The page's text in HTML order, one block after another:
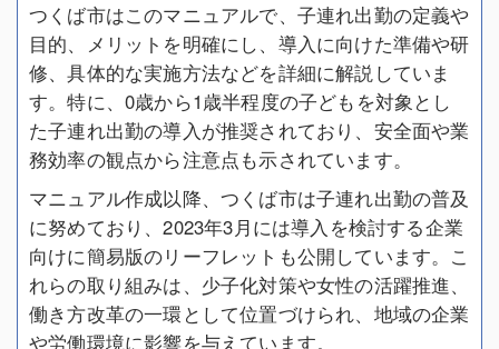
つくば市はこのマニュアルで、子連れ出勤の定義や
目的、メリットを明確にし、導入に向けた準備や研
修、具体的な実施方法などを詳細に解説していま
す。特に、0歳から1歳半程度の子どもを対象とし
た子連れ出勤の導入が推奨されており、安全面や業
務効率の観点から注意点も示されています。
マニュアル作成以降、つくば市は子連れ出勤の普及
に努めており、2023年3月には導入を検討する企業
向けに簡易版のリーフレットも公開しています。こ
れらの取り組みは、少子化対策や女性の活躍推進、
働き方改革の一環として位置づけられ、地域の企業
や労働環境に影響を与えています。